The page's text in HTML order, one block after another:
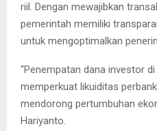
riil. Dengan mewajibkan
pemerintah memiliki
untuk mengoptimalkan
“Penempatan dana investor
memperkuat likuiditas
mendorong pertumbuhan
Hariyanto.